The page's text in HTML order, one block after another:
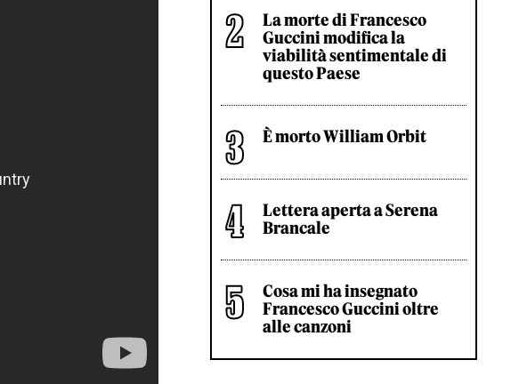
La morte di Francesco
Guccini modifica la
viabilità sentimentale di
questo Paese
È morto William Orbit
Lettera aperta a Serena
Brancale
Cosa mi ha insegnato
Francesco Guccini oltre
alle canzoni